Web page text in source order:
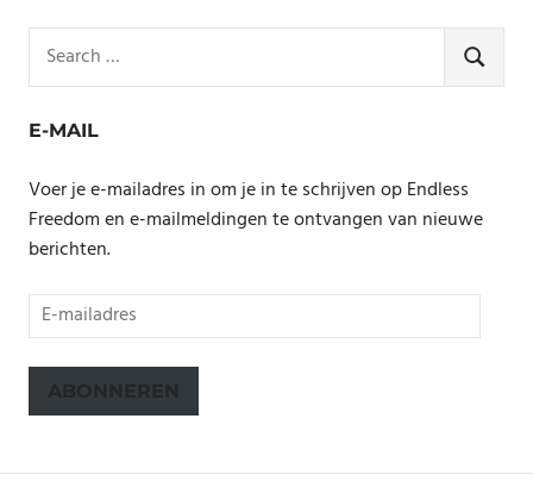
for:
SEARCH
E-MAIL
Voer je e-mailadres in om je in te schrijven op Endless
Freedom en e-mailmeldingen te ontvangen van nieuwe
berichten.
E-
mailadres
ABONNEREN